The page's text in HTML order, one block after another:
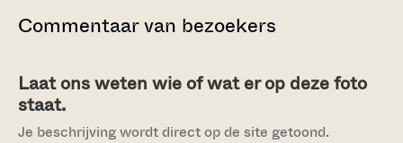
Commentaar van bezoekers
Laat ons weten wie of wat er op deze foto
staat.
Je beschrijving wordt direct op de site getoond.